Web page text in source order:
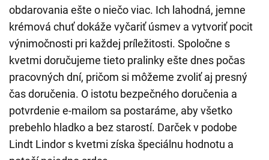
obdarovania ešte o niečo viac. Ich lahodná, jemne
krémová chuť dokáže vyčariť úsmev a vytvoriť pocit
výnimočnosti pri každej príležitosti. Spoločne s
kvetmi doručujeme tieto pralinky ešte dnes počas
pracovných dní, pričom si môžeme zvoliť aj presný
čas doručenia. O istotu bezpečného doručenia a
potvrdenie e-mailom sa postaráme, aby všetko
prebehlo hladko a bez starostí. Darček v podobe
Lindt Lindor s kvetmi získa špeciálnu hodnotu a